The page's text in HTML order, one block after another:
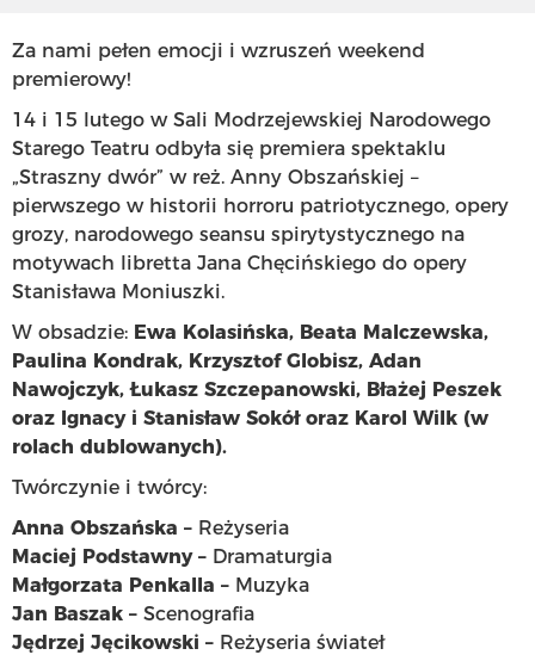
Za nami pełen emocji i wzruszeń weekend
premierowy!
14 i 15 lutego w Sali Modrzejewskiej Narodowego
Starego Teatru odbyła się premiera spektaklu
„Straszny dwór” w reż. Anny Obszańskiej –
pierwszego w historii horroru patriotycznego, opery
grozy, narodowego seansu spirytystycznego na
motywach libretta Jana Chęcińskiego do opery
Stanisława Moniuszki.
W obsadzie: Ewa Kolasińska, Beata Malczewska,
Paulina Kondrak, Krzysztof Globisz, Adan
Nawojczyk, Łukasz Szczepanowski, Błażej Peszek
oraz Ignacy i Stanisław Sokół oraz Karol Wilk (w
rolach dublowanych).
Twórczynie i twórcy:
Anna Obszańska – Reżyseria
Maciej Podstawny – Dramaturgia
Małgorzata Penkalla – Muzyka
Jan Baszak – Scenografia
Jędrzej Jęcikowski – Reżyseria świateł